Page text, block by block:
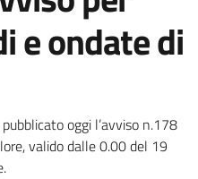
e ondate di
oggi l’avviso n.178
valido dalle 0.00 del 19